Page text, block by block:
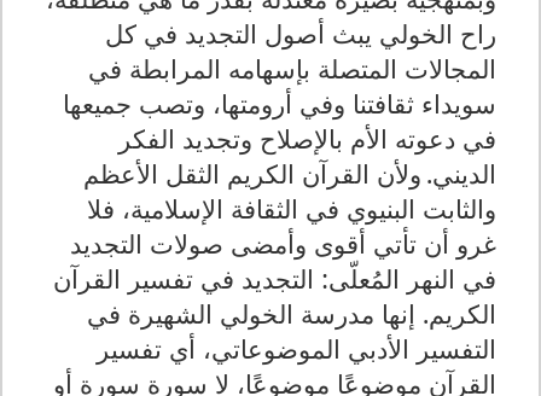
راح الخولي يبث أصول التجديد في كل
المجالات المتصلة بإسهامه المرابطة في
سويداء ثقافتنا وفي أرومتها، وتصب جميعها
في دعوته الأم بالإصلاح وتجديد الفكر
الديني. ولأن القرآن الكريم الثقل الأعظم
والثابت البنيوي في الثقافة الإسلامية، فلا
غرو أن تأتي أقوى وأمضى صولات التجديد
في النهر المُعلّى: التجديد في تفسير القرآن
الكريم. إنها مدرسة الخولي الشهيرة في
التفسير الأدبي الموضوعاتي، أي تفسير
القرآن موضوعًا موضوعًا، لا سورة سورة أو